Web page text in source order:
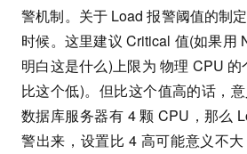
警机制。关于 Load 报警阈值的制
时候。这里建议 Critical 值(如果用
明白这是什么)上限为 物理 CPU
比这个低)。但比这个值高的话，
数据库服务器有 4 颗 CPU，那么
警出来，设置比 4 高可能意义不